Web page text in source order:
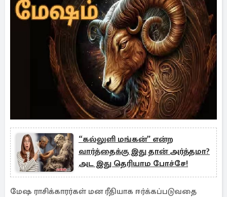
“கல்லுளி மங்கன்” என்ற
வார்த்தைக்கு இது தான் அர்த்தமா?
அட இது தெரியாம போச்சே!
மேஷ ராசிக்காரர்கள் மன ரீதியாக ஈர்க்கப்படுவதை